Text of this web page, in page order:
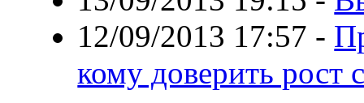
12/09/2013 17:57 -
кому доверить рост